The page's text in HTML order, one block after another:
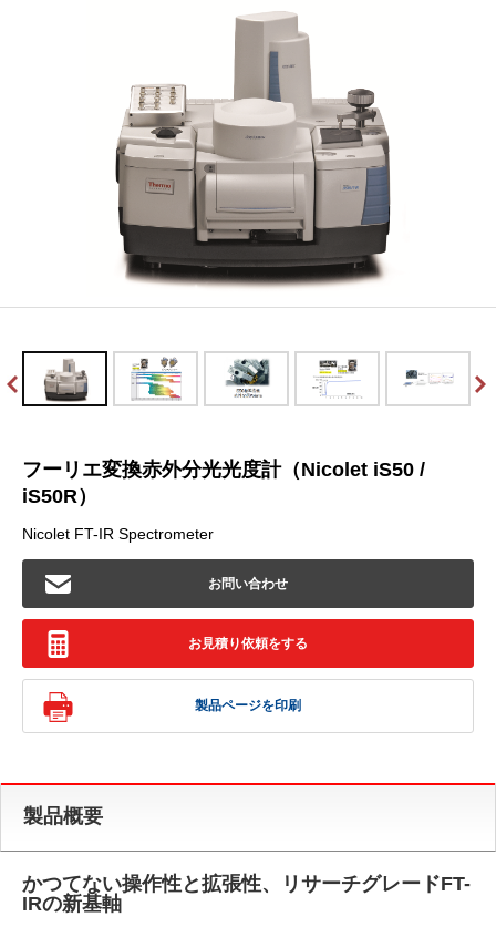
フーリエ変換赤外分光光度計（Nicolet iS50 /
iS50R）
Nicolet FT-IR Spectrometer
お問い合わせ
お見積り依頼をする
製品ページを印刷
製品概要
かつてない操作性と拡張性、リサーチグレードFT-
IRの新基軸